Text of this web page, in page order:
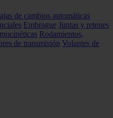
de cambios automáticas
Embrague Juntas y retenes
Rodamientos,
de transmisión Volantes de